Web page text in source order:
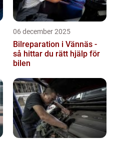
06 december 2025
Bilreparation i Vännäs -
så hittar du rätt hjälp för
bilen